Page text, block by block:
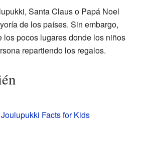
Santa Claus o Papá Noel
de los países. Sin embargo,
los pocos lugares donde los niños
repartiendo los regalos.
Joulupukki Facts for Kids